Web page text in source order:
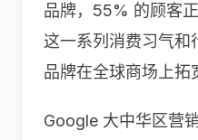
品牌，55% 的顾客
这一系列消费习气和
品牌在全球商场上拓
Google 大中华区营